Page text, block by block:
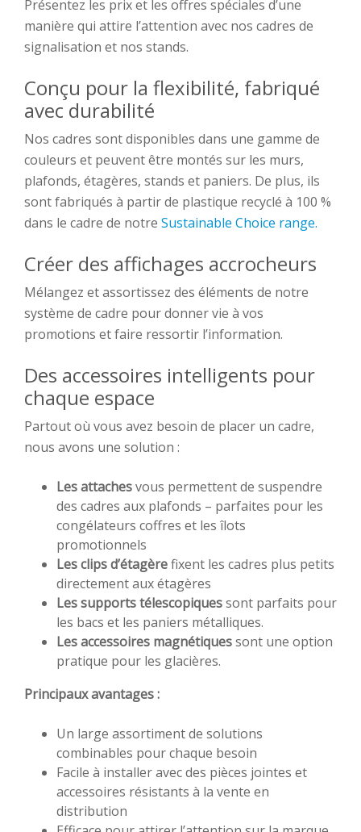
Présentez les prix et les offres spéciales d’une
manière qui attire l’attention avec nos cadres de
signalisation et nos stands.
Conçu pour la flexibilité, fabriqué
avec durabilité
Nos cadres sont disponibles dans une gamme de
couleurs et peuvent être montés sur les murs,
plafonds, étagères, stands et paniers. De plus, ils
sont fabriqués à partir de plastique recyclé à 100 %
dans le cadre de notre Sustainable Choice range.
Créer des affichages accrocheurs
Mélangez et assortissez des éléments de notre
système de cadre pour donner vie à vos
promotions et faire ressortir l’information.
Des accessoires intelligents pour
chaque espace
Partout où vous avez besoin de placer un cadre,
nous avons une solution :
Les attachesvous permettent de suspendre
des cadres aux plafonds – parfaites pour les
congélateurs coffres et les îlots
promotionnels
Les clips d’étagèrefixent les cadres plus petits
directement aux étagères
Les supports télescopiquessont parfaits pour
les bacs et les paniers métalliques.
Les accessoires magnétiquessont une option
pratique pour les glacières.
Principaux avantages :
Un large assortiment de solutions
combinables pour chaque besoin
Facile à installer avec des pièces jointes et
accessoires résistants à la vente en
distribution